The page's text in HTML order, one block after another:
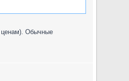
ценам). Обычные